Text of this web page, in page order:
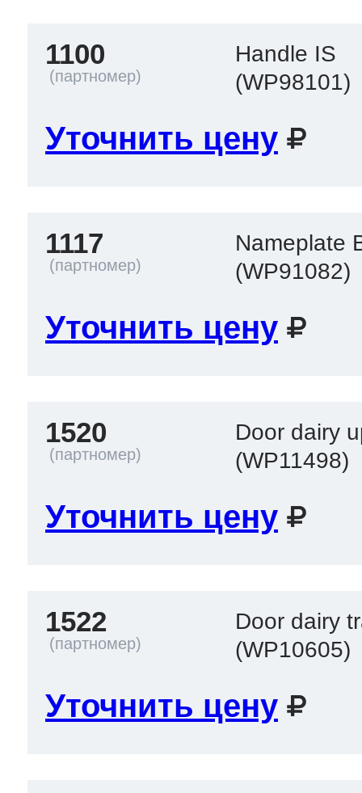
1100
Handle IS
(WP98101)
Уточнить цену
1117
Nameplate
(WP91082)
Уточнить цену
1520
Door dairy
(WP11498)
Уточнить цену
1522
Door dairy
(WP10605)
Уточнить цену